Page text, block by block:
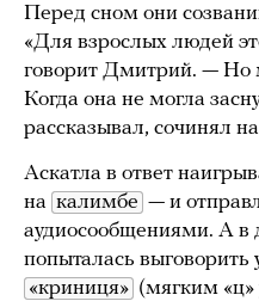
Перед сном они
«Для взрослых людей
говорит Дмитрий. — Но
Когда она не могла
рассказывал, сочинял на
Аскатла в ответ
на калимбе — и
аудиосообщениями. А в
попыталась выговорить
«криниця» (мягким «ц»